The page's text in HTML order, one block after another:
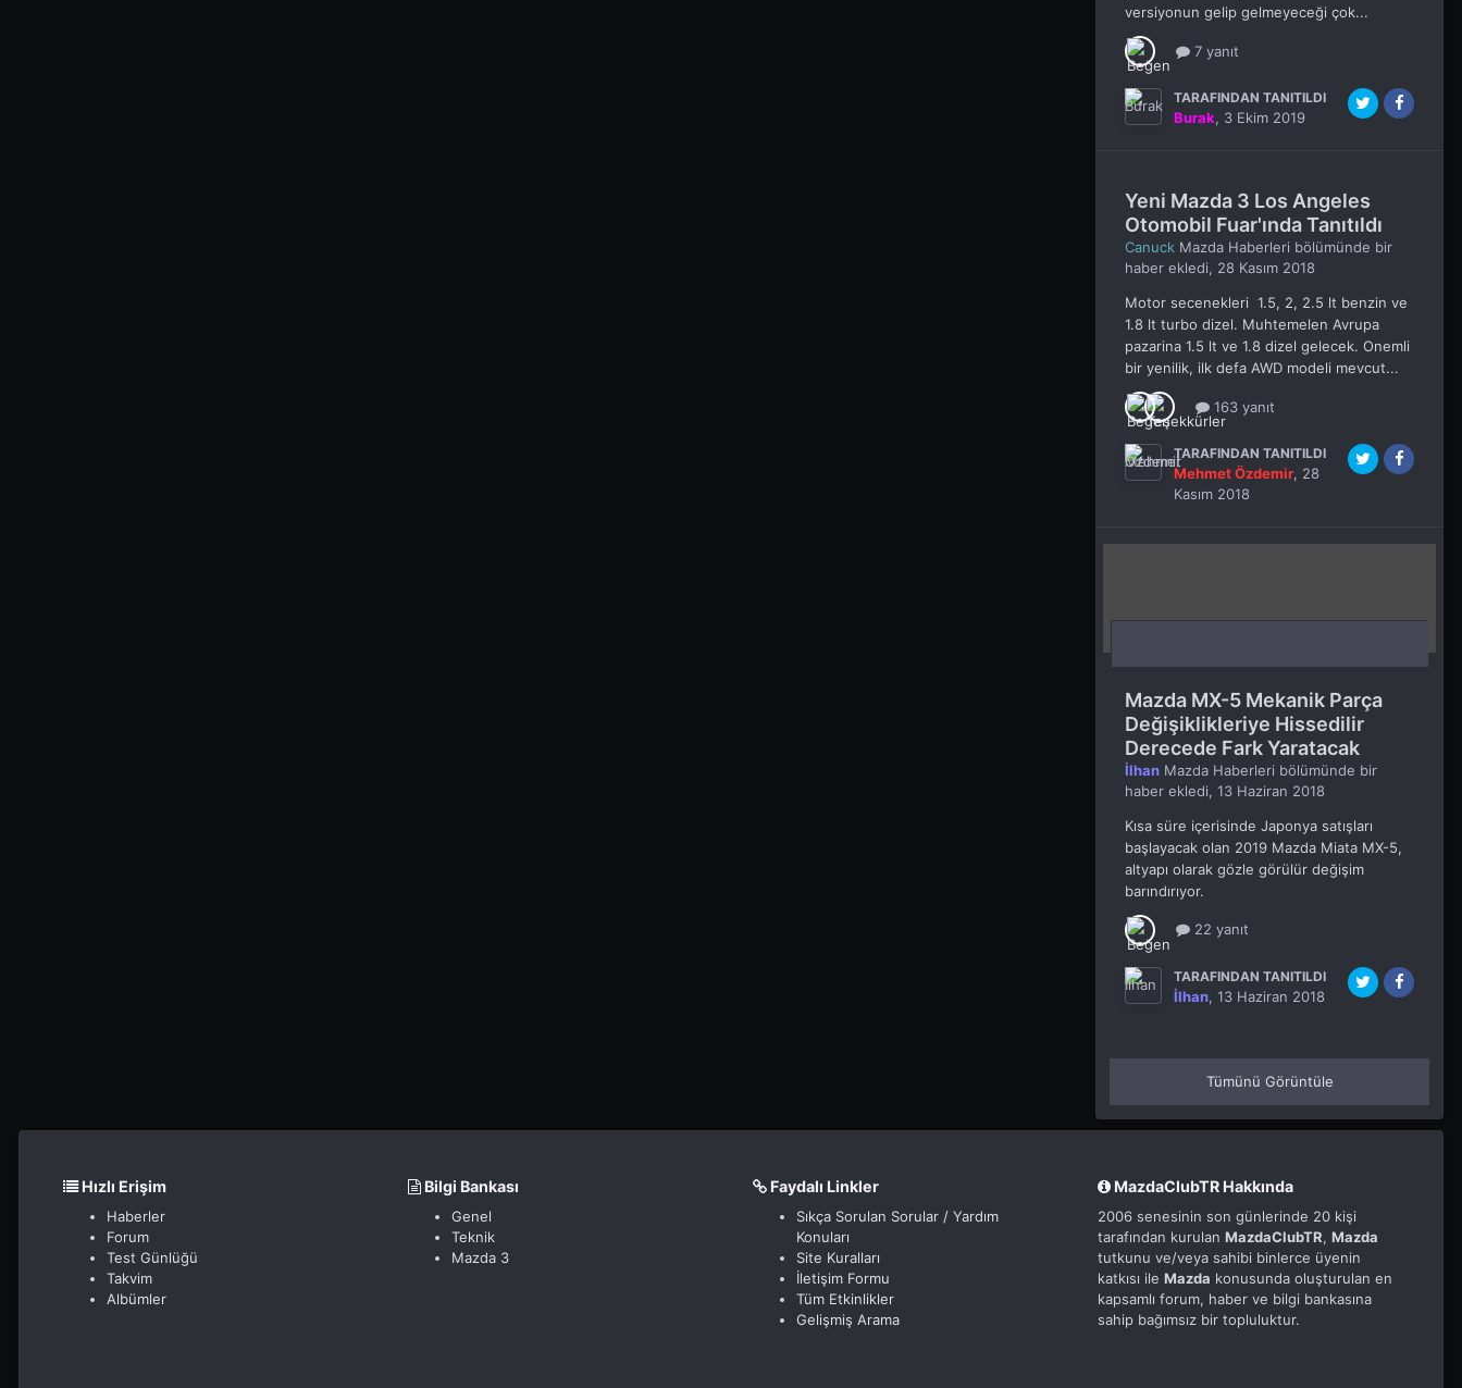
versiyonun gelip gelmeyeceği çok...
7 yanıt
TARAFINDAN TANITILDI
Burak, 3 Ekim 2019
Yeni Mazda 3 Los Angeles
Otomobil Fuar'ında Tanıtıldı
Canuck Mazda Haberleri bölümünde bir
haber ekledi, 28 Kasım 2018
Motor secenekleri 1.5, 2, 2.5 lt benzin ve
1.8 lt turbo dizel. Muhtemelen Avrupa
pazarina 1.5 lt ve 1.8 dizel gelecek. Onemli
bir yenilik, ilk defa AWD modeli mevcut...
163 yanıt
TARAFINDAN TANITILDI
Mehmet Özdemir, 28
Kasım 2018
Mazda MX-5 Mekanik Parça
Değişiklikleriye Hissedilir
Derecede Fark Yaratacak
İlhan Mazda Haberleri bölümünde bir
haber ekledi, 13 Haziran 2018
Kısa süre içerisinde Japonya satışları
başlayacak olan 2019 Mazda Miata MX-5,
altyapı olarak gözle görülür değişim
barındırıyor.
22 yanıt
TARAFINDAN TANITILDI
İlhan, 13 Haziran 2018
Tümünü Görüntüle
Hızlı Erişim
Haberler
Forum
Test Günlüğü
Takvim
Albümler
Bilgi Bankası
Genel
Teknik
Mazda 3
Faydalı Linkler
Sıkça Sorulan Sorular / Yardım
Konuları
Site Kuralları
İletişim Formu
Tüm Etkinlikler
Gelişmiş Arama
MazdaClubTR Hakkında
2006 senesinin son günlerinde 20 kişi
tarafından kurulan MazdaClubTR, Mazda
tutkunu ve/veya sahibi binlerce üyenin
katkısı ile Mazda konusunda oluşturulan en
kapsamlı forum, haber ve bilgi bankasına
sahip bağımsız bir topluluktur.